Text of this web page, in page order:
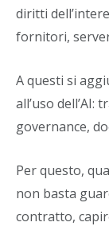
diritti
fornitori,
A questi si
all’uso dell’AI:
governance,
Per questo,
non basta
contratto,